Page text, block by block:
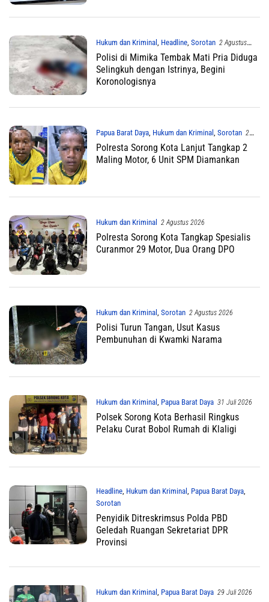
Hukum dan Kriminal , Headline, Sorotan 2 Agustus
2026
Polisi di Mimika Tembak Mati Pria Diduga
Selingkuh dengan Istrinya, Begini
Koronologisnya
Papua Barat Daya, Hukum dan Kriminal Sorotan 2
Agustus 2026
Polresta Sorong Kota Lanjut Tangkap 2
Maling Motor, 6 Unit SPM Diamankan
Hukum dan Kriminal 2 Agustus 2026
Polresta Sorong Kota Tangkap Spesialis
Curanmor 29 Motor, Dua Orang DPO
Hukum dan Kriminal Sorotan 2 Agustus 2026
Polisi Turun Tangan, Usut Kasus
Pembunuhan di Kwamki Narama
Hukum dan Kriminal , Papua Barat Daya 31 Juli 2026
Polsek Sorong Kota Berhasil Ringkus
Pelaku Curat Bobol Rumah di Klaligi
Headline, Hukum dan Kriminal Papua Barat Daya,
Sorotan
30 Juli 2026
Penyidik Ditreskrimsus Polda PBD
Geledah Ruangan Sekretariat DPR
Provinsi
Hukum dan Kriminal Papua Barat Daya 29 Juli 2026